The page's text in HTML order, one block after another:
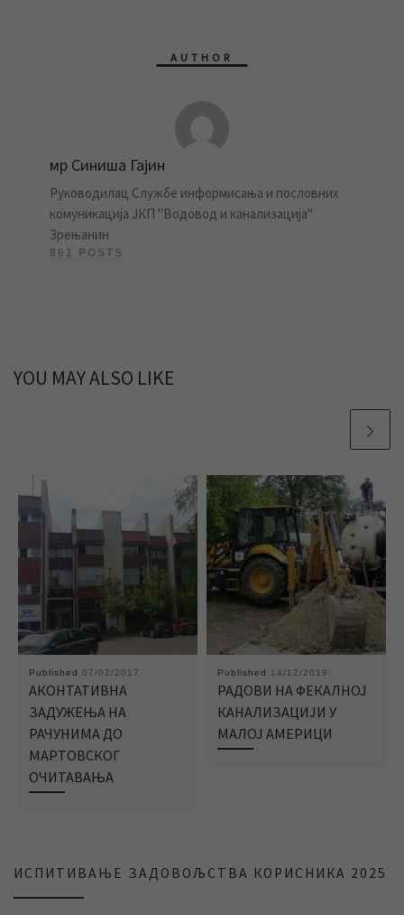
AUTHOR
мр Синиша Гајин
Руководилац Службе информисања и пословних
комуникација ЈКП "Водовод и канализација"
Зрењанин
861 POSTS
YOU MAY ALSO LIKE
Published 07/02/2017
АКОНТАТИВНА
ЗАДУЖЕЊА НА
РАЧУНИМА ДО
МАРТОВСКОГ
ОЧИТАВАЊА
Published 14/12/2019
РАДОВИ НА ФЕКАЛНОЈ
КАНАЛИЗАЦИЈИ У
МАЛОЈ АМЕРИЦИ
ИСПИТИВАЊЕ ЗАДОВОЉСТВА КОРИСНИКА 2025